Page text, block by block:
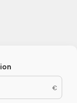
€